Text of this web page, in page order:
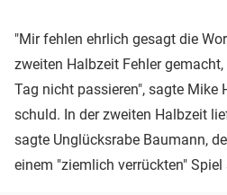
"Mir fehlen ehrlich gesagt die
zweiten Halbzeit Fehler
Tag nicht passieren", sagte Mike
schuld. In der zweiten Halbzeit
sagte Unglücksrabe Baumann,
einem "ziemlich verrückten" Spiel